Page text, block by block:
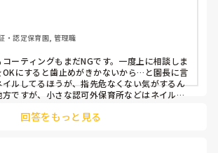
イルになっています。笑
ネイルがNGだったんだっけ？とだんだん
来ました笑
うな感じなのか教えていただけたら嬉しい
・認定保育園, 管理職
ーティングもまだNGです。一度上に相談しま
OKにすると歯止めがきかないから…と園長に言
ルしてるほうが、指先危なくない気がするん
ですが、小さな認可外保育所などはネイル
回答をもっと見る